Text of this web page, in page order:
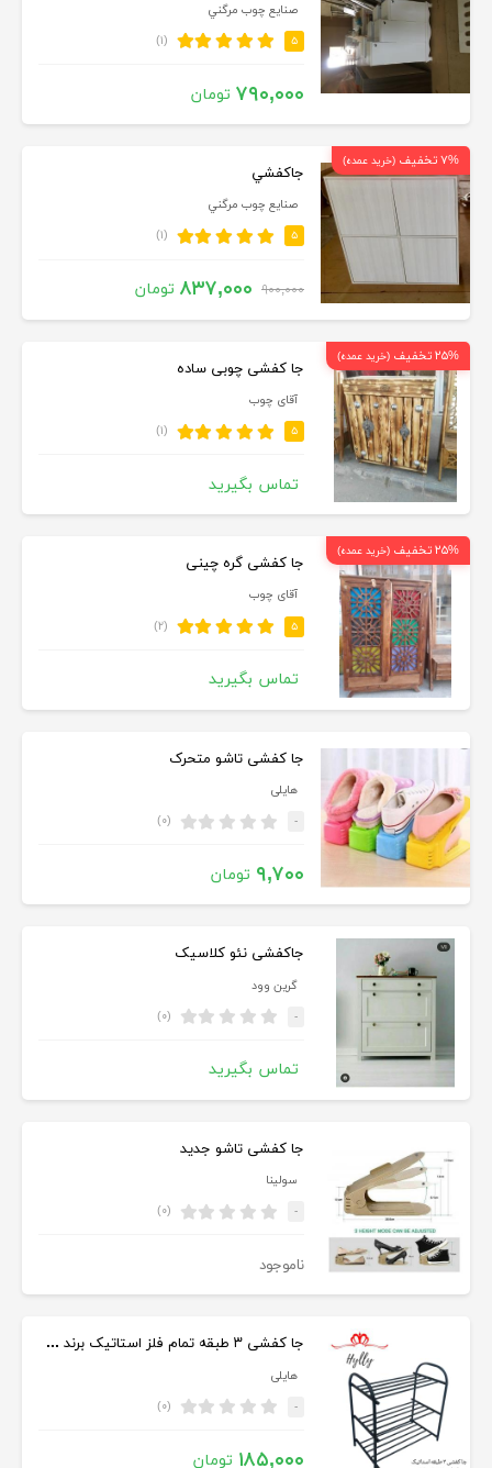
صنايع چوب مرگني
۵ (۱)
۷۹۰,۰۰۰ تومان
۷% تخفیف (خرید عمده)
جاكفشي
صنايع چوب مرگني
۵ (۱)
۹۰۰,۰۰۰ ۸۳۷,۰۰۰ تومان
۲۵% تخفیف (خرید عمده)
جا کفشی چوبی ساده
آقای چوب
۵ (۱)
تماس بگیرید
۲۵% تخفیف (خرید عمده)
جا کفشی گره چینی
آقای چوب
۵ (۲)
تماس بگیرید
جا کفشی تاشو متحرک
هایلی
- (۰)
۹,۷۰۰ تومان
جاکفشی نئو کلاسیک
گرین وود
- (۰)
تماس بگیرید
جا کفشی تاشو جدید
سولینا
- (۰)
ناموجود
جا کفشی ۳ طبقه تمام فلز استاتیک برند هایلی
هایلی
- (۰)
۱۸۵,۰۰۰ تومان